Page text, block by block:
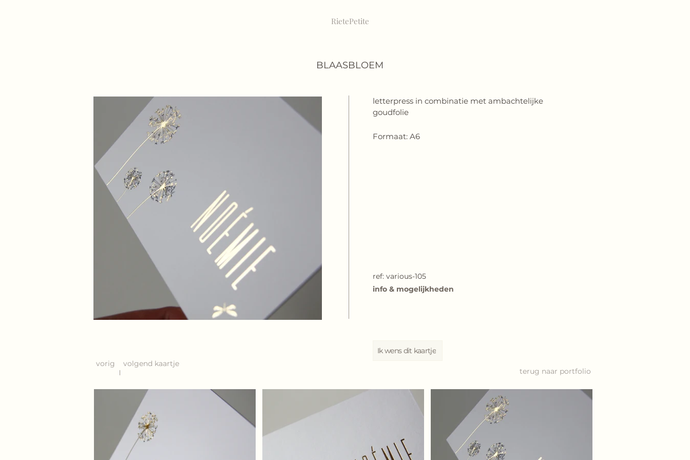
RietePetite
letterpress in combinatie met ambachtelijke
goudfolie
Formaat: A6
ref: various-105
info & mogelijkheden
BLAASBLOEM
vorig volgend kaartje
Ik wens dit kaartje
terug naar portfolio